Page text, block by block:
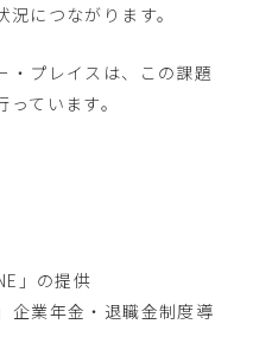
につながります。
・プレイスは、この課題
ています。
」の提供
企業年金・退職金制度導